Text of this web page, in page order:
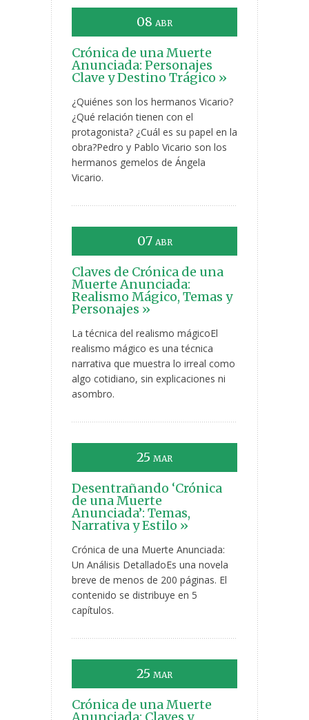
08 ABR
Crónica de una Muerte
Anunciada: Personajes
Clave y Destino Trágico »
¿Quiénes son los hermanos Vicario?
¿Qué relación tienen con el
protagonista? ¿Cuál es su papel en la
obra?Pedro y Pablo Vicario son los
hermanos gemelos de Ángela
Vicario.
07 ABR
Claves de Crónica de una
Muerte Anunciada:
Realismo Mágico, Temas y
Personajes »
La técnica del realismo mágicoEl
realismo mágico es una técnica
narrativa que muestra lo irreal como
algo cotidiano, sin explicaciones ni
asombro.
25 MAR
Desentrañando ‘Crónica
de una Muerte
Anunciada’: Temas,
Narrativa y Estilo »
Crónica de una Muerte Anunciada:
Un Análisis DetalladoEs una novela
breve de menos de 200 páginas. El
contenido se distribuye en 5
capítulos.
25 MAR
Crónica de una Muerte